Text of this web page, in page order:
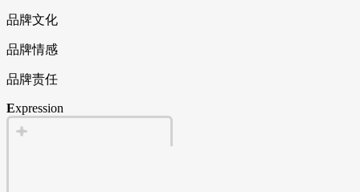
品牌文化
品牌情感
品牌责任
Expression